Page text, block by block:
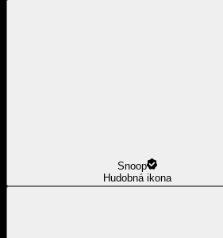
Snoop
Hudobná ikona